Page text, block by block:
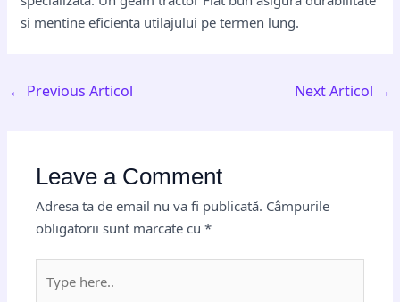
si mentine eficienta utilajului pe termen lung.
← Previous Articol Next Articol →
Leave a Comment
Adresa ta de email nu va fi publicată. Câmpurile
obligatorii sunt marcate cu*
here..